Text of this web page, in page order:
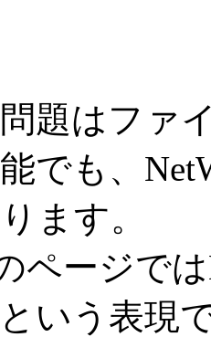
題はファ
でも、
ます。
ージでは
いう表現